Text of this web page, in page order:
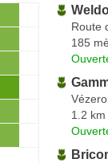
Route
185
1.2 km